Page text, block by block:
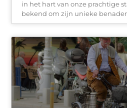
in het hart van onze prachtige
bekend om zijn unieke